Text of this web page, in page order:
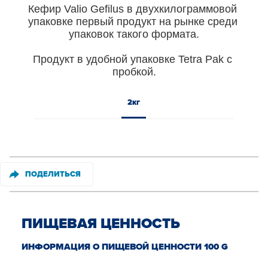
Кефир Valio Gefilus в двухкилограммовой
упаковке первый продукт на рынке среди
упаковок такого формата.
Продукт в удобной упаковке Tetra Pak с
пробкой.
2кг
ПОДЕЛИТЬСЯ
ПИЩЕВАЯ ЦЕННОСТЬ
ИНФОРМАЦИЯ О ПИЩЕВОЙ ЦЕННОСТИ 100 G